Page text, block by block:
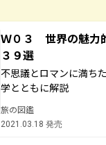
Ｗ０３ 世界の魅力
３９選
不思議とロマンに満ち
学とともに解説
旅の図鑑
2021.03.18 発売